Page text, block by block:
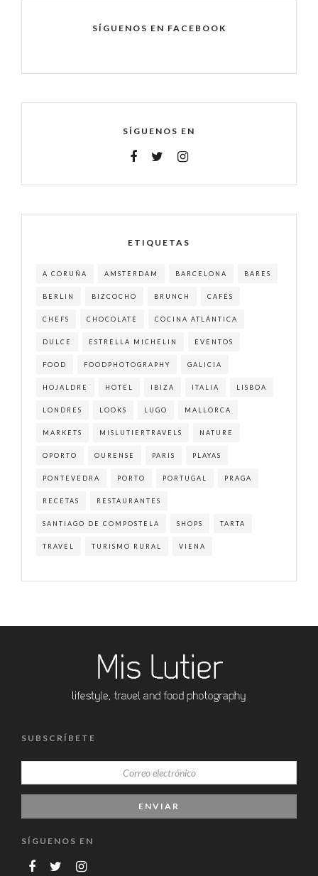
SÍGUENOS EN FACEBOOK
SÍGUENOS EN
ETIQUETAS
A CORUÑA AMSTERDAM BARCELONA BARES
BERLIN BIZCOCHO BRUNCH CAFÉS
CHEFS CHOCOLATE COCINA ATLÁNTICA
DULCE ESTRELLA MICHELIN EVENTOS
FOOD FOODPHOTOGRAPHY GALICIA
HOJALDRE HOTEL IBIZA ITALIA LISBOA
LONDRES LOOKS LUGO MALLORCA
MARKETS MISLUTIERTRAVELS NATURE
OPORTO OURENSE PARIS PLAYAS
PONTEVEDRA PORTO PORTUGAL PRAGA
RECETAS RESTAURANTES
SANTIAGO DE COMPOSTELA SHOPS TARTA
TRAVEL TURISMO RURAL VIENA
SUBSCRÍBETE
SÍGUENOS EN